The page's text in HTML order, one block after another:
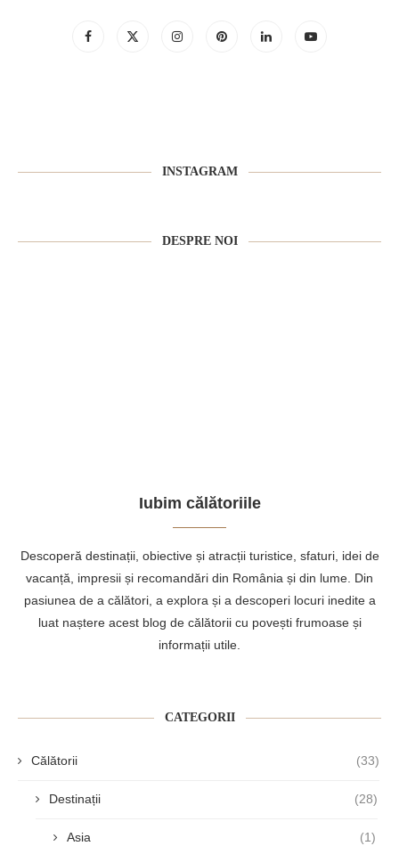
INSTAGRAM
DESPRE NOI
Iubim călătoriile
Descoperă destinații, obiective și atracții turistice, sfaturi, idei de
vacanță, impresii și recomandări din România și din lume. Din
pasiunea de a călători, a explora și a descoperi locuri inedite a
luat naștere acest blog de călătorii cu povești frumoase și
informații utile.
CATEGORII
Călătorii (33)
Destinații (28)
Asia (1)